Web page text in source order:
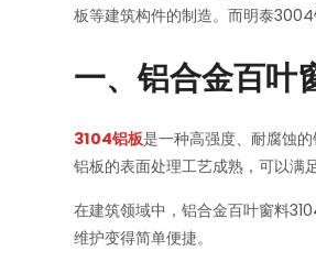
板等建筑构件的制造。而明泰
一、铝合金百叶
3104铝板是一种高强度、耐腐蚀
铝板的表面处理工艺成熟，可以满
在建筑领域中，铝合金百叶窗料
维护变得简单便捷。